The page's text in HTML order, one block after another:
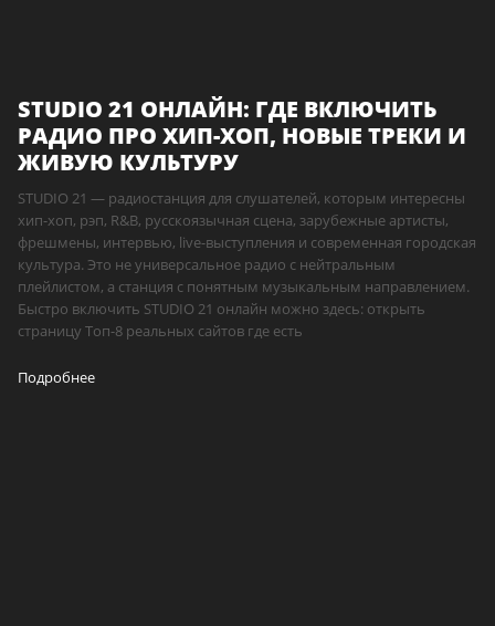
STUDIO 21 ОНЛАЙН: ГДЕ ВКЛЮЧИТЬ
РАДИО ПРО ХИП-ХОП, НОВЫЕ ТРЕКИ И
ЖИВУЮ КУЛЬТУРУ
STUDIO 21 — радиостанция для слушателей, которым интересны
хип-хоп, рэп, R&B, русскоязычная сцена, зарубежные артисты,
фрешмены, интервью, live-выступления и современная городская
культура. Это не универсальное радио с нейтральным
плейлистом, а станция с понятным музыкальным направлением.
Быстро включить STUDIO 21 онлайн можно здесь: открыть
страницу Топ-8 реальных сайтов где есть
Подробнее